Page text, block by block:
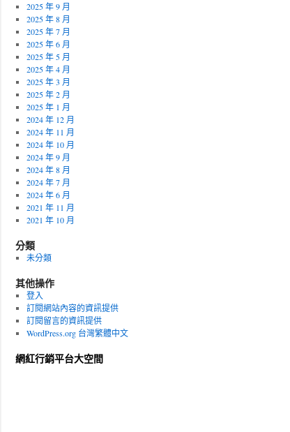
2025 年 9 月
2025 年 8 月
2025 年 7 月
2025 年 6 月
2025 年 5 月
2025 年 4 月
2025 年 3 月
2025 年 2 月
2025 年 1 月
2024 年 12 月
2024 年 11 月
2024 年 10 月
2024 年 9 月
2024 年 8 月
2024 年 7 月
2024 年 6 月
2021 年 11 月
2021 年 10 月
分類
未分類
其他操作
登入
訂閱網站內容的資訊提供
訂閱留言的資訊提供
WordPress.org 台灣繁體中文
網紅行銷平台大空間